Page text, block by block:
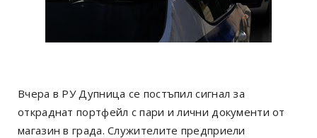
Вчера в РУ Дупница се постъпил сигнал за
откраднат портфейл с пари и лични документи от
магазин в града. Служителите предприели